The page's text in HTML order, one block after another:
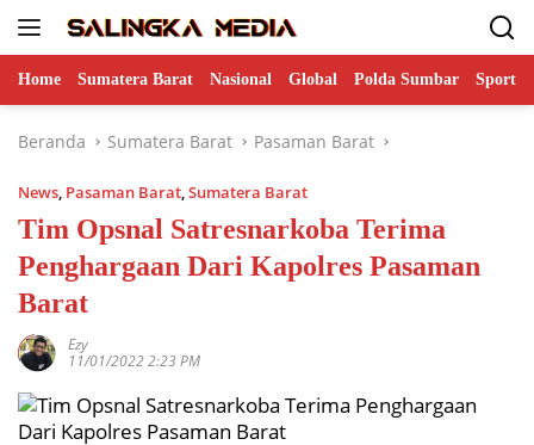
Home Sumatera Barat Nasional Global Polda Sumbar Sports
Beranda Sumatera Barat Pasaman Barat
News, Pasaman Barat,Sumatera Barat
Tim Opsnal Satresnarkoba Terima
Penghargaan Dari Kapolres Pasaman
Barat
Ezy
11/01/2022 2:23 PM